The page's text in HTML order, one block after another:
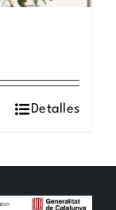
Detalles